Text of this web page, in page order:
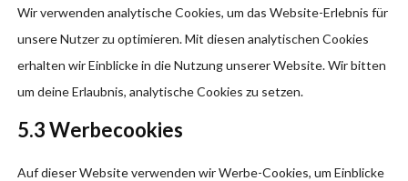
Wir verwenden analytische Cookies, um das Website-Erlebnis für
unsere Nutzer zu optimieren. Mit diesen analytischen Cookies
erhalten wir Einblicke in die Nutzung unserer Website. Wir bitten
um deine Erlaubnis, analytische Cookies zu setzen.
5.3 Werbecookies
Auf dieser Website verwenden wir Werbe-Cookies, um Einblicke